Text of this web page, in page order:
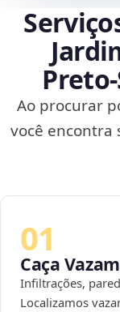
Ao procurar
você encontra
01
Caça
Infiltrações,
Localizamos